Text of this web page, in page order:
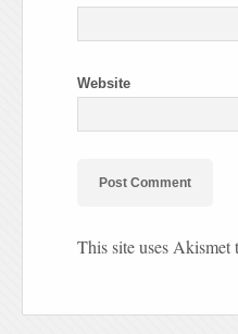
Website
This site uses Akismet